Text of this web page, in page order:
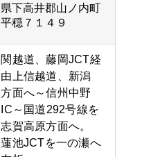
県下高井郡山ノ内町
平穏７１４９
関越道、藤岡JCT経
由上信越道、新潟
方面へ～信州中野
IC～国道292号線を
志賀高原方面へ。
蓮池JCTを一の瀬へ